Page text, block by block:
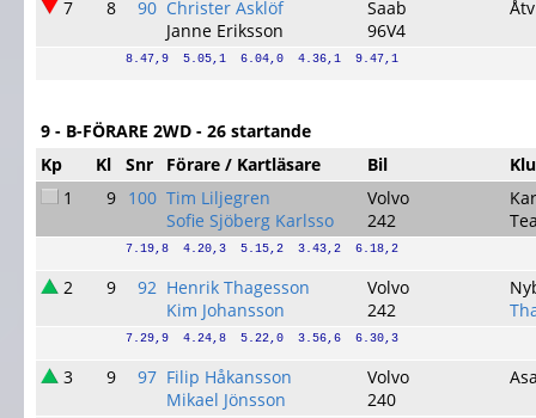
7 8 90 Christer Asklöf
Janne Eriksson
Saab
96V4
8.47,9  5.05,1  6.04,0  4.36,1  9.47,1
9 - B-FÖRARE 2WD - 26 startande
Kp
Kl Snr Förare / Kartläsare Bil
1
9 100 Tim Liljegren
Sofie Sjöberg Karlsso
Volvo
242
7.19,8  4.20,3  5.15,2  3.43,2  6.18,2
2 9 92 Henrik Thagesson
Kim Johansson
Volvo
242
7.29,9  4.24,8  5.22,0  3.56,6  6.30,3
3 9 97 Filip Håkansson
Mikael Jönsson
Volvo
240